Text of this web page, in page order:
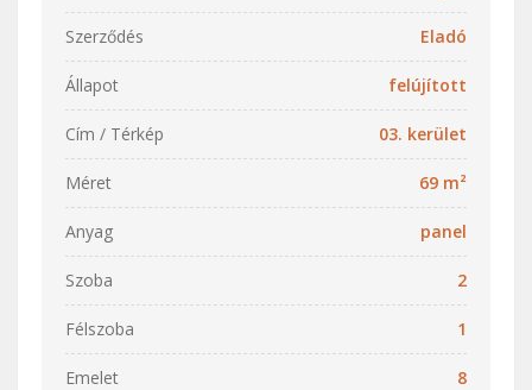
Szerződés Eladó
Állapot felújított
Cím / Térkép 03. kerület
Méret 69 m²
Anyag panel
Szoba 2
Félszoba 1
Emelet 8